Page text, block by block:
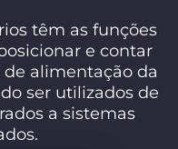
têm as funções
e contar
de alimentação da
ser utilizados de
a sistemas